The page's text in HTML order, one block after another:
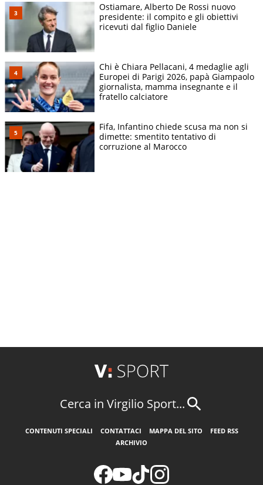
Ostiamare, Alberto De Rossi nuovo
presidente: il compito e gli obiettivi
ricevuti dal figlio Daniele
Chi è Chiara Pellacani, 4 medaglie agli
Europei di Parigi 2026, papà Giampaolo
giornalista, mamma insegnante e il
fratello calciatore
Fifa, Infantino chiede scusa ma non si
dimette: smentito tentativo di
corruzione al Marocco
Cerca in Virgilio Sport...
CONTENUTI SPECIALI CONTATTACI MAPPA DEL SITO
FEED RSS
ARCHIVIO